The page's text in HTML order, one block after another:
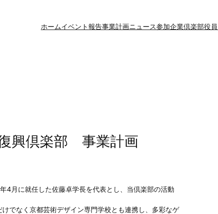
ホームイベント報告事業計画ニュース参加企業倶楽部役員
興倶楽部 事業計画
4月に就任した佐藤卓学長を代表とし、当倶楽部の活動
でなく京都芸術デザイン専門学校とも連携し、多彩なゲ